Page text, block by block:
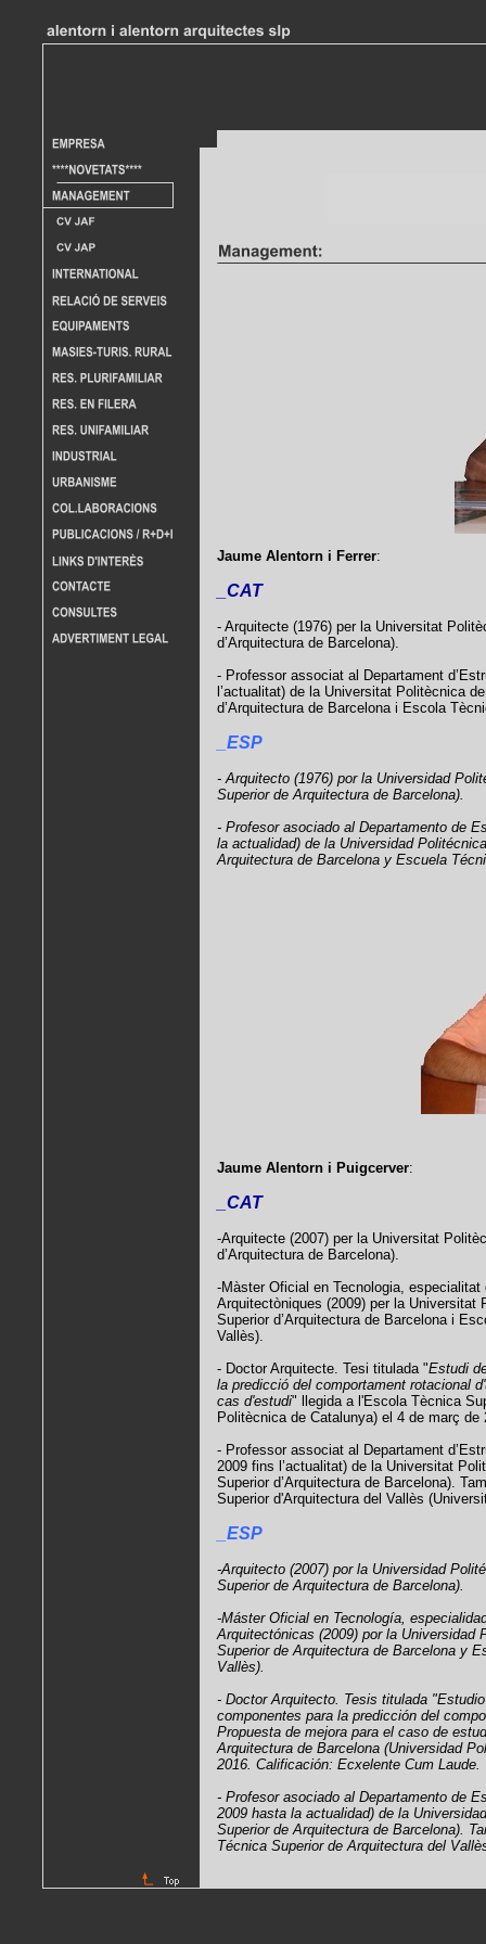
Jaume Alentorn i Ferrer:
_CAT
- Arquitecte (1976) per la Universitat
d’Arquitectura de Barcelona).
- Professor associat al Departament
l’actualitat) de la Universitat Politècnica
d’Arquitectura de Barcelona i Escola
_ESP
- Arquitecto (1976) por la Universidad
Superior de Arquitectura de Barcelona).
- Profesor asociado al Departamento de
la actualidad) de la Universidad
Arquitectura de Barcelona y Escuela
Jaume Alentorn i Puigcerver:
_CAT
-Arquitecte (2007) per la Universitat
d’Arquitectura de Barcelona).
-Màster Oficial en Tecnologia,
Arquitectòniques (2009) per la
Superior d’Arquitectura de Barcelona i
Vallès).
- Doctor Arquitecte. Tesi titulada "Estudi
la predicció del comportament rotacional
cas d'estudi" llegida a l'Escola Tècnica
Politècnica de Catalunya) el 4 de març
- Professor associat al Departament
2009 fins l’actualitat) de la Universitat
Superior d’Arquitectura de Barcelona).
Superior d'Arquitectura del Vallès
_ESP
-Arquitecto (2007) por la Universidad
Superior de Arquitectura de Barcelona).
-Máster Oficial en Tecnología,
Arquitectónicas (2009) por la Universidad
Superior de Arquitectura de Barcelona y
Vallès).
- Doctor Arquitecto. Tesis titulada
componentes para la predicción del
Propuesta de mejora para el caso de
Arquitectura de Barcelona (Universidad
2016. Calificación: Ecxelente Cum Laude.
- Profesor asociado al Departamento de
2009 hasta la actualidad) de la
Superior de Arquitectura de Barcelona).
Técnica Superior de Arquitectura del